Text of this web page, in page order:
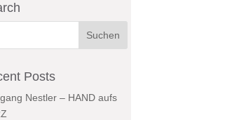
Posts
Nestler – HAND aufs